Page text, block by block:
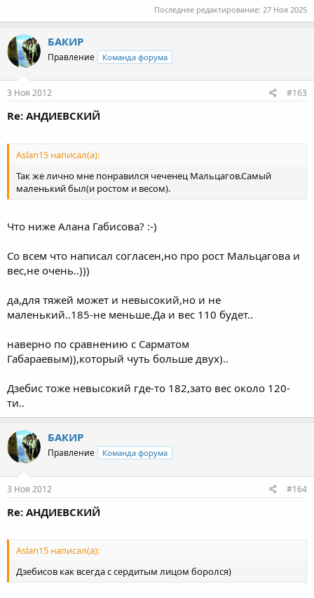
Последнее редактирование: 27 Ноя 2025
БАКИР
Правление Команда форума
3 Ноя 2012 #163
Re: АНДИЕВСКИЙ
Aslan15 написал(а):
Так же лично мне понравился чеченец Мальцагов.Самый
маленький был(и ростом и весом).
Что ниже Алана Габисова? :-)
Со всем что написал согласен,но про рост Мальцагова и
вес,не очень..)))
да,для тяжей может и невысокий,но и не
маленький..185-не меньше.Да и вес 110 будет..
наверно по сравнению с Сарматом
Габараевым)),который чуть больше двух)..
Дзебис тоже невысокий где-то 182,зато вес около 120-
ти..
БАКИР
Правление Команда форума
3 Ноя 2012 #164
Re: АНДИЕВСКИЙ
Aslan15 написал(а):
Дзебисов как всегда с сердитым лицом боролся)